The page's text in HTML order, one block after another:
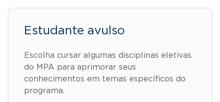
Estudante avulso
Escolha cursar algumas disciplinas eletivas
do MPA para aprimorar seus
conhecimentos em temas específicos do
programa.